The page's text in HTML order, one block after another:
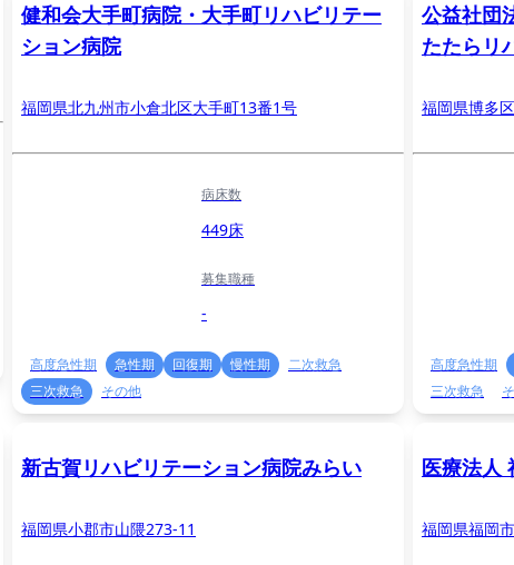
健和会大手町病院・大手町リハビリテー
ション病院
福岡県北九州市小倉北区大手町13番1号
病床数
449床
募集職種
-
高度急性期 急性期 回復期 慢性期
二次救急
三次救急
その他
公益社団
たたらリ
福岡県博多
高度急性期
三次救急
新古賀リハビリテーション病院みらい
福岡県小郡市山隈273-11
医療法人
福岡県福岡